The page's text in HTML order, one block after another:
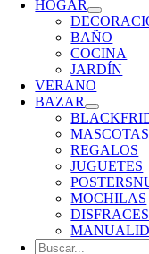
HOGAR
BAÑO
COCINA
JARDÍN
VERANO
BAZAR
MASCOTAS
REGALOS
JUGUETES
POSTERS
MOCHILAS
DISFRACES
Buscar: